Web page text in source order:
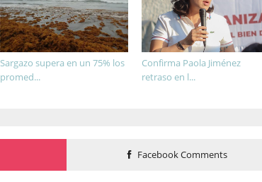
Confirma Paola Jiménez
retraso en l...
Sargazo supera en un 75% los
promed...
Facebook Comments